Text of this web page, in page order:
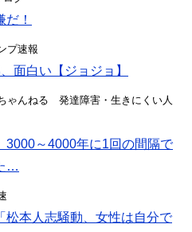
だ！
プ速報
面白い【ジョジョ】
ゃんねる 発達障害・生きにくい人
3000～4000年に1回の間隔で
…
松本人志騒動、女性は自分で